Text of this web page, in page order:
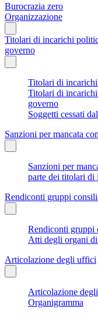
Burocrazia zero
Organizzazione
Titolari di incarichi
governo
Titolari di
Titolari di
governo
Soggetti cessati
Sanzioni per mancata
Sanzioni per
parte dei titolari
Rendiconti gruppi
Rendiconti gruppi
Atti degli organi
Articolazione degli uffici
Articolazione
Organigramma